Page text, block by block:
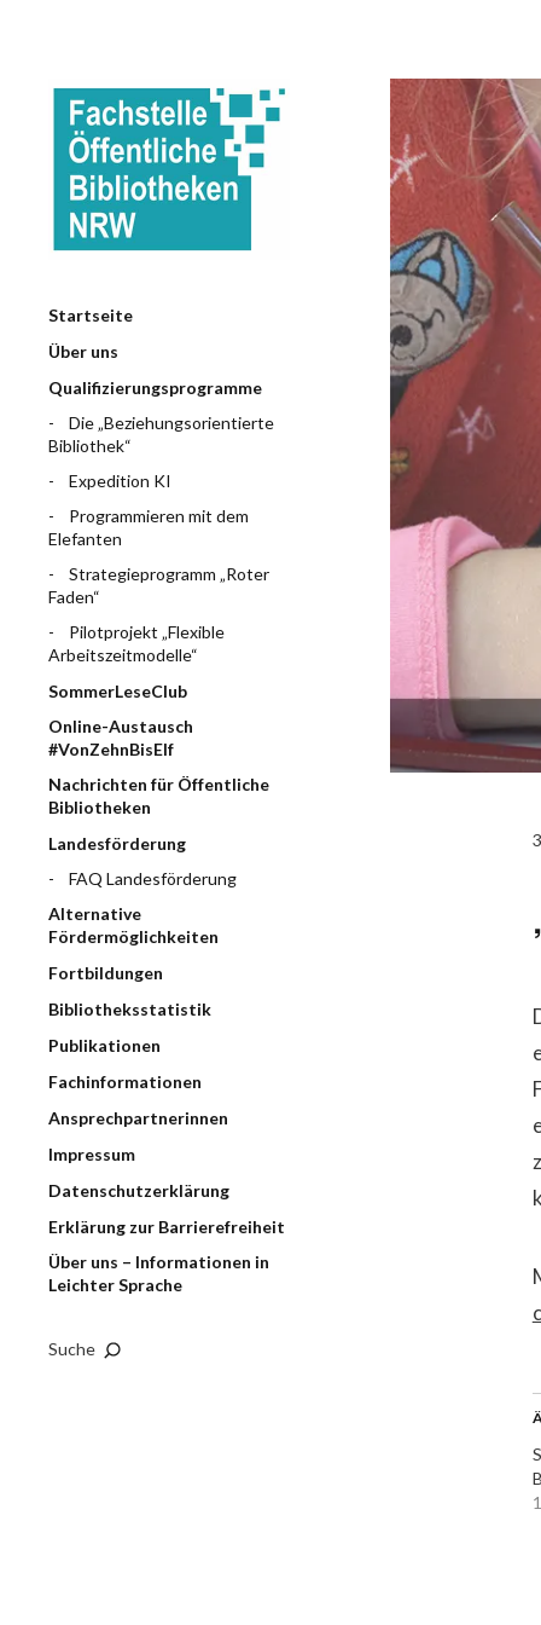
Startseite
Über uns
Qualifizierungsprogramme
Die „Beziehungsorientierte
Bibliothek“
Expedition KI
Programmieren mit dem
Elefanten
Strategieprogramm „Roter
Faden“
Pilotprojekt „Flexible
Arbeitszeitmodelle“
SommerLeseClub
Online-Austausch
#VonZehnBisElf
Nachrichten für Öffentliche
Bibliotheken
Landesförderung
FAQ Landesförderung
Alternative
Fördermöglichkeiten
Fortbildungen
Bibliotheksstatistik
Publikationen
Fachinformationen
Ansprechpartnerinnen
Impressum
Datenschutzerklärung
Erklärung zur Barrierefreiheit
Über uns – Informationen in
Leichter Sprache
Suche